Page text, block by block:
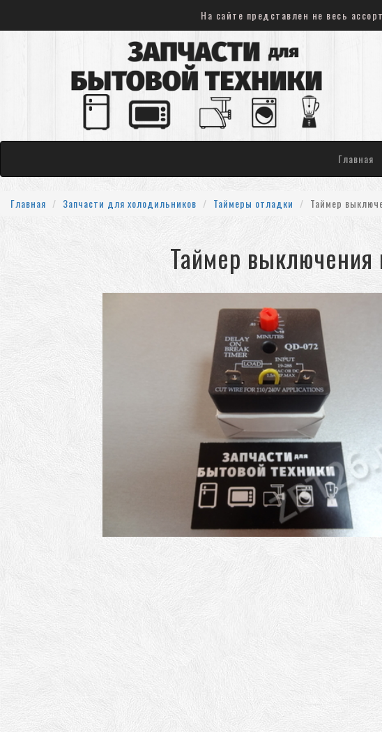
На сайте представлен не весь
Главная
Главная Запчасти для холодильников Таймеры отладки Таймер
Таймер выключения